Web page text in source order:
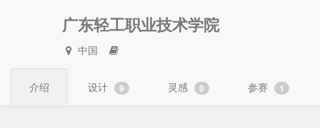
广东轻工职业技术学院
中国
介绍 设计 9 灵感 0 参赛 1